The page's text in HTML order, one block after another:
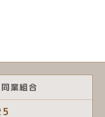
業組合